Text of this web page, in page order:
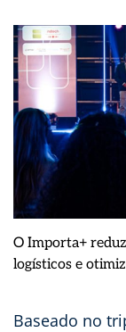
O Importa+
logísticos e
Baseado no